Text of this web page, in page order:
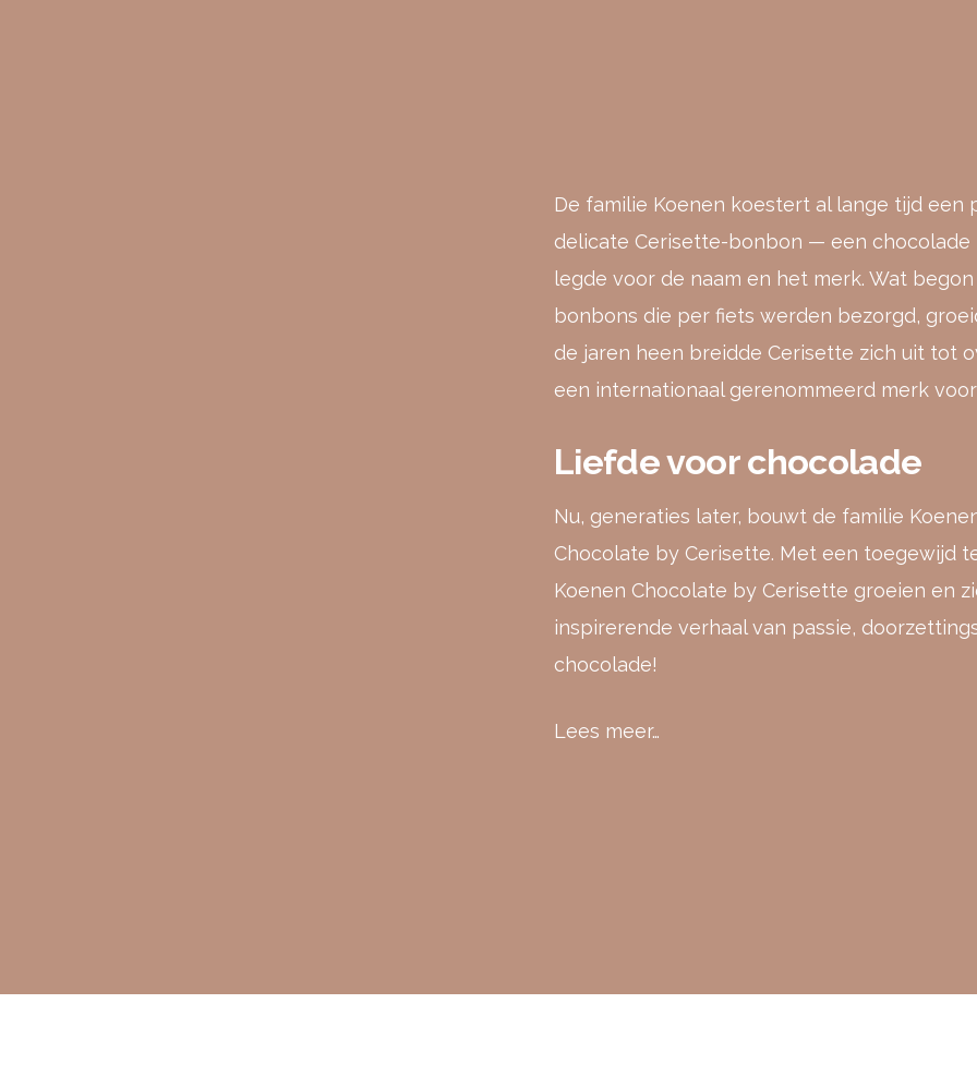
De familie Koenen koestert al lange tijd een
delicate Cerisette-bonbon — een
legde voor de naam en het merk. Wat
bonbons die per fiets werden bezorgd,
de jaren heen breidde Cerisette zich uit tot
een internationaal gerenommeerd merk
Liefde voor chocolade
Nu, generaties later, bouwt de familie
Chocolate by Cerisette. Met een toegewijd
Koenen Chocolate by Cerisette groeien en
inspirerende verhaal van passie,
chocolade!
Lees meer…